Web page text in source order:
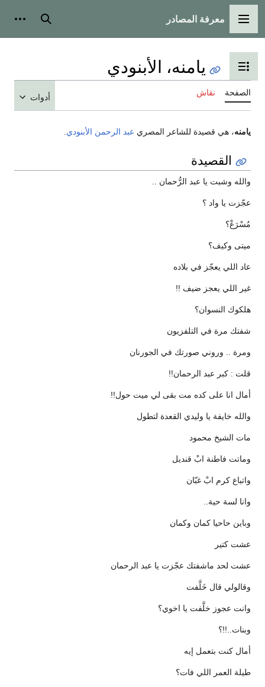
القائمة الرئيسية
معرفة المصادر بحث
تبديل عرض جدول المحتويات
يامنه، الأبنودي
الصفحة نقاش أدوات
يامنه، هي قصيدة للشاعر المصري عبد الرحمن الأبنودي
القصيدة
والله وشبت يا عبد الرُّحمان ..
عجّزت يا واد ؟
مُسْرَعْ؟
ميتى وكيف؟
عاد اللي يعجّز في بلاده
غير اللي يعجز ضيف !!
هلكوك النسوان؟
شفتك مرة في التلفزيون
ومرة .. وروني صورتك في الجورنان
قلت : كبر عبد الرحمان!!
أمال انا على كده مت بقى لي ميت حول!!
والله خايفة يا وليدي القعدة لتطول
مات الشيخ محمود
وماتت فاطنة ابْ قنديل
واتباع كرم ابْ غبّان
وانا لسة حية..
وباين حاحيا كمان وكمان
عشت كتير
عشت لحد ماشفتك عجّزت يا عبد الرحمان
وقالولي قال خَلَّفت
وانت عجوز خلَّفت يا اخوي؟
وبنات..!!؟
أمال كنت بتعمل إيه
طيلة العمر اللي فات؟